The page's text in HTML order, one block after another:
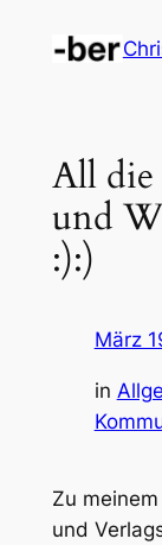
Inhalt
All die
und
:):)
März
in
Zu
und